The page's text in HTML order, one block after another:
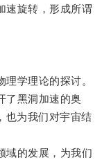
旋转，形成所谓
学理论的探讨。
黑洞加速的奥
也为我们对宇宙结
的发展，为我们